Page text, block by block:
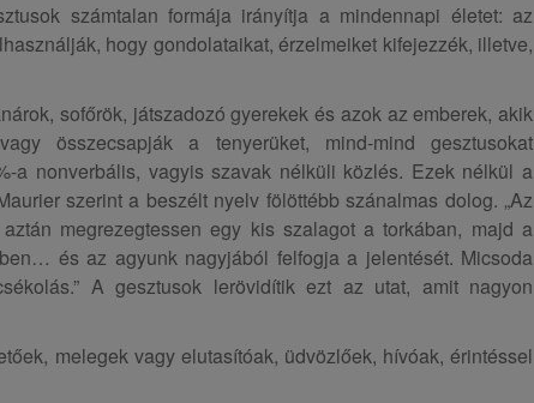
számtalan formája irányítja a mindennapi életet: az
hogy gondolataikat, érzelmeiket kifejezzék, illetve,
sofőrök, játszadozó gyerekek és azok az emberek, akik
összecsapják a tenyerüket, mind-mind gesztusokat
a nonverbális, vagyis szavak nélküli közlés. Ezek nélkül a
szerint a beszélt nyelv fölöttébb szánalmas dolog. „Az
megrezegtessen egy kis szalagot a torkában, majd a
és az agyunk nagyjából felfogja a jelentését. Micsoda
A gesztusok lerövidítik ezt az utat, amit nagyon
melegek vagy elutasítóak, üdvözlőek, hívóak, érintéssel